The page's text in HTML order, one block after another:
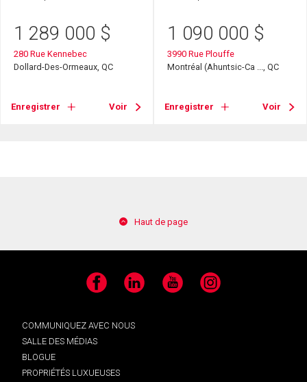
1 289 000 $
280 Rue Kennebec
Dollard-Des-Ormeaux, QC
Enregistrer Voir
1 090 000 $
3990 Rue Plouffe
Montréal (Ahuntsic-Ca ..., QC
Enregistrer Voir
Haut de page
Facebook LinkedIn YouTube Instagram
COMMUNIQUEZ AVEC NOUS
SALLE DES MÉDIAS
BLOGUE
PROPRIÉTÉS LUXUEUSES